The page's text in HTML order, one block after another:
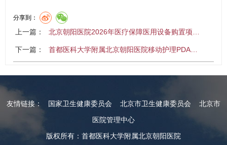
分享到：
上一篇： 北京朝阳医院2026年医疗保障医用设备购置项…
下一篇： 首都医科大学附属北京朝阳医院移动护理PDA…
友情链接： 国家卫生健康委员会 北京市卫生健康委员会
北京市
医院管理中心
版权所有：首都医科大学附属北京朝阳医院